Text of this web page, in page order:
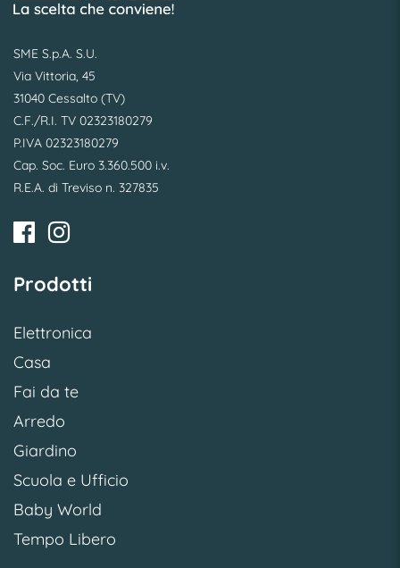
SME S.p.A. S.U.
Via Vittoria, 45
31040 Cessalto (TV)
C.F./R.I. TV 02323180279
P.IVA 02323180279
Cap. Soc. Euro 3.360.500 i.v.
R.E.A. di Treviso n. 327835
Prodotti
Elettronica
Casa
Fai da te
Arredo
Giardino
Scuola e Ufficio
Baby World
Tempo Libero